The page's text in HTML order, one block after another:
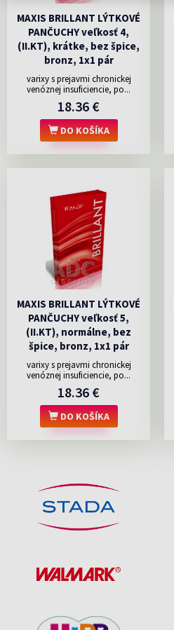
MAXIS BRILLANT LÝTKOVÉ
PANČUCHY veľkosť 4,
(II.KT), krátke, bez špice,
bronz, 1x1 pár
varixy s prejavmi chronickej
venóznej insuficiencie, po...
18.36 €
DO KOŠÍKA
MAXIS BRILLANT LÝTKOVÉ
PANČUCHY veľkosť 5,
(II.KT), normálne, bez
špice, bronz, 1x1 pár
varixy s prejavmi chronickej
venóznej insuficiencie, po...
18.36 €
DO KOŠÍKA